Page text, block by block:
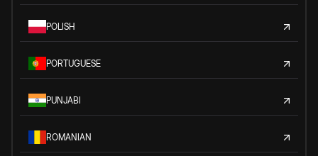
POLISH
PORTUGUESE
PUNJABI
ROMANIAN